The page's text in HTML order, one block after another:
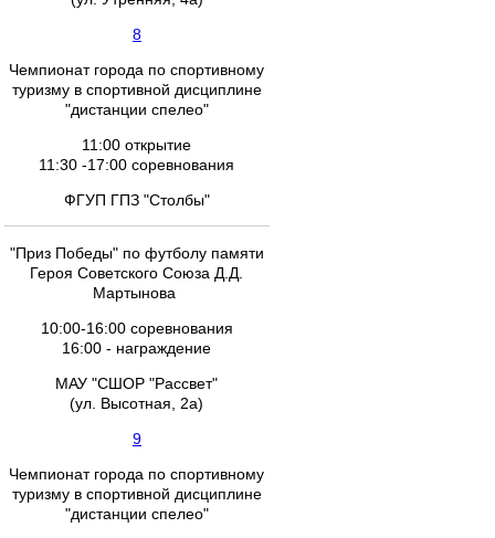
8
Чемпионат города по спортивному
туризму в спортивной дисциплине
"дистанции спелео"
11:00 открытие
11:30 -17:00 соревнования
ФГУП ГПЗ "Столбы"
"Приз Победы" по футболу памяти
Героя Советского Союза Д.Д.
Мартынова
10:00-16:00 соревнования
16:00 - награждение
МАУ "СШОР "Рассвет"
(ул. Высотная, 2а)
9
Чемпионат города по спортивному
туризму в спортивной дисциплине
"дистанции спелео"